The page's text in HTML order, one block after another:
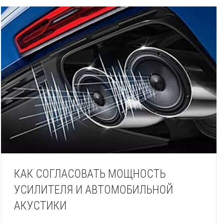
КАК СОГЛАСОВАТЬ МОЩНОСТЬ
УСИЛИТЕЛЯ И АВТОМОБИЛЬНОЙ
АКУСТИКИ